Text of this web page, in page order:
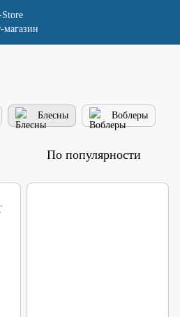
Блесны Воблеры
По популярности